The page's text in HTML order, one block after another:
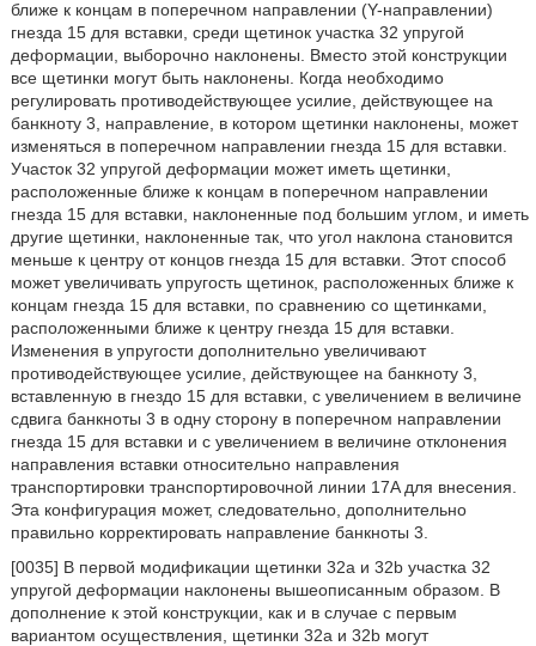
ближе к концам в поперечном направлении (Y-направлении)
гнезда 15 для вставки, среди щетинок участка 32 упругой
деформации, выборочно наклонены. Вместо этой конструкции
все щетинки могут быть наклонены. Когда необходимо
регулировать противодействующее усилие, действующее на
банкноту 3, направление, в котором щетинки наклонены, может
изменяться в поперечном направлении гнезда 15 для вставки.
Участок 32 упругой деформации может иметь щетинки,
расположенные ближе к концам в поперечном направлении
гнезда 15 для вставки, наклоненные под большим углом, и иметь
другие щетинки, наклоненные так, что угол наклона становится
меньше к центру от концов гнезда 15 для вставки. Этот способ
может увеличивать упругость щетинок, расположенных ближе к
концам гнезда 15 для вставки, по сравнению со щетинками,
расположенными ближе к центру гнезда 15 для вставки.
Изменения в упругости дополнительно увеличивают
противодействующее усилие, действующее на банкноту 3,
вставленную в гнездо 15 для вставки, с увеличением в величине
сдвига банкноты 3 в одну сторону в поперечном направлении
гнезда 15 для вставки и с увеличением в величине отклонения
направления вставки относительно направления
транспортировки транспортировочной линии 17A для внесения.
Эта конфигурация может, следовательно, дополнительно
правильно корректировать направление банкноты 3.
[0035] В первой модификации щетинки 32a и 32b участка 32
упругой деформации наклонены вышеописанным образом. В
дополнение к этой конструкции, как и в случае с первым
вариантом осуществления, щетинки 32a и 32b могут